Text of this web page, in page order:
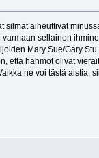
aiheuttivat
sellainen
Mary Sue/Gary
että hahmot olivat
ne voi tästä aistia,